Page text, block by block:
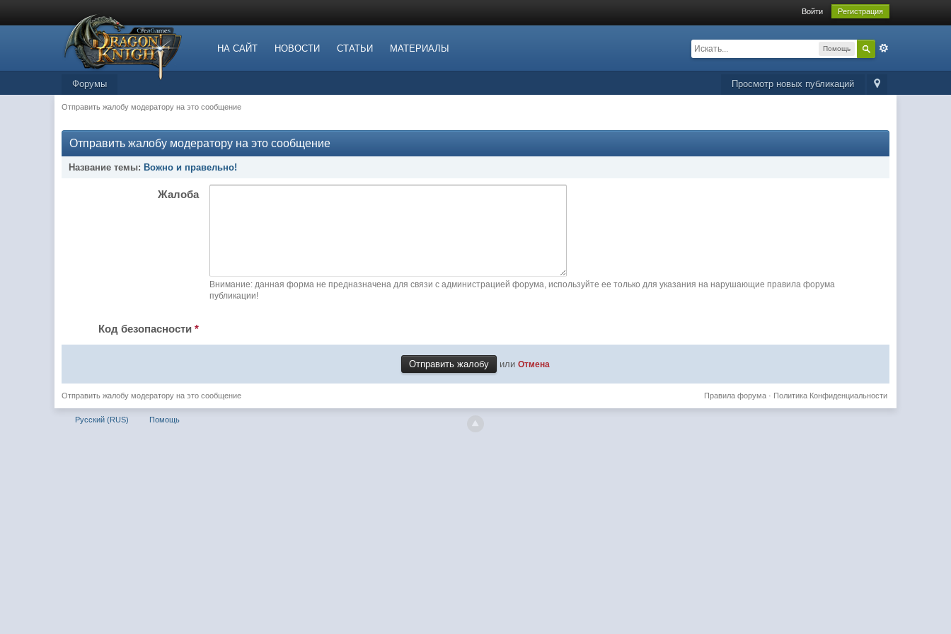
Войти Регистрация
НА САЙТ НОВОСТИ СТАТЬИ МАТЕРИАЛЫ Помощь
Просмотр новых публикаций
Форумы
Отправить жалобу модератору на это сообщение
Отправить жалобу модератору на это сообщение
Название темы: Вожно и правельно!
Жалоба
Внимание: данная форма не предназначена для связи с администрацией форума, используйте ее только для указания на нарушающие правила форума
публикации!
Код безопасности*
или Отмена
Отправить жалобу модератору на это сообщение Политика Конфиденциальности
Правила форума·
Русский (RUS) Помощь